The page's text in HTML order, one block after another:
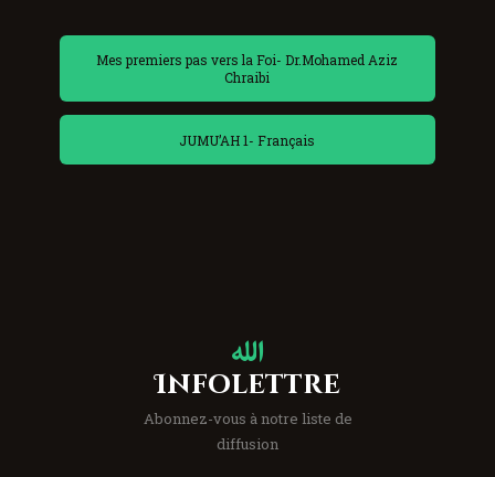
Mes premiers pas vers la Foi- Dr.Mohamed Aziz
Chraibi
JUMU’AH 1- Français
Infolettre
Abonnez-vous à notre liste de
diffusion